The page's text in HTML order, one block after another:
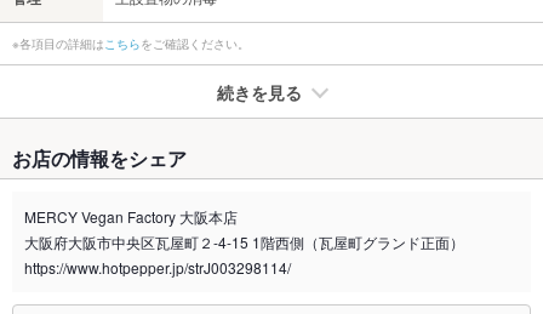
※各項目の詳細はこちらをご確認ください。
続きを見る
禁煙・喫煙 全席禁煙
喫煙専用室 なし
※2020年4月1日～受動喫煙対策に関する法律が施行されています。正しい情報はお店へお問い
お店の情報をシェア
MERCY Vegan Factory 大阪本店
大阪府大阪市中央区瓦屋町２-4-15 1階西側（瓦屋町グランド正面）
https://www.hotpepper.jp/strJ003298114/